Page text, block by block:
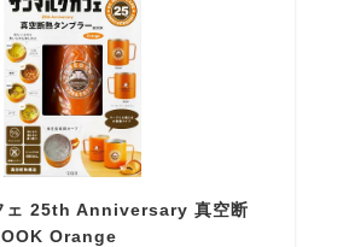
ェ 25th Anniversary 真空断
Orange